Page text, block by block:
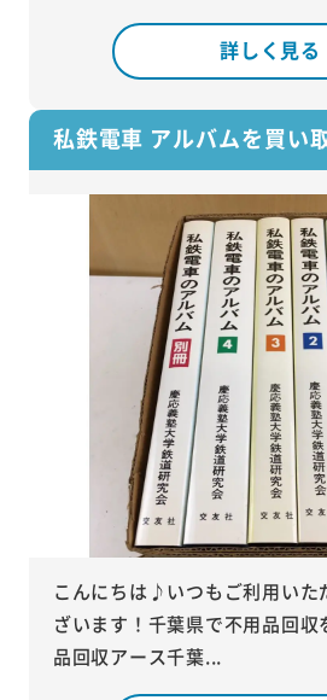
詳しく見る
私鉄電車 アルバムを買い
こんにちは♪いつもご利用いた
ざいます！千葉県で不用品回収
品回収アース千葉...